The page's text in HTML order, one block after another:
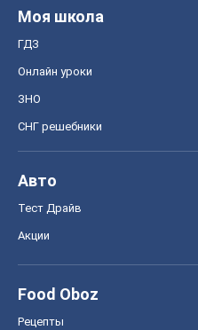
Моя школа
ГДЗ
Онлайн уроки
ЗНО
СНГ решебники
Авто
Тест Драйв
Акции
Food Oboz
Рецепты